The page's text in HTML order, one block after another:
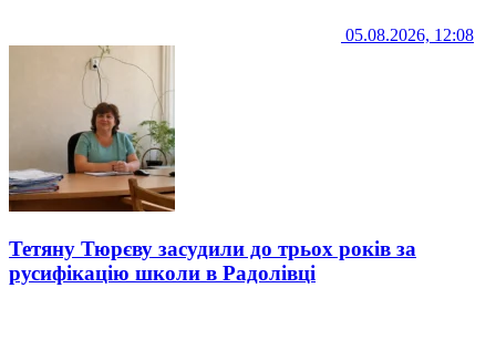
05.08.2026, 12:08
Тетяну Тюрєву засудили до трьох років за
русифікацію школи в Радолівці